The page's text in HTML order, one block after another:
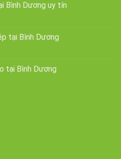
Bình Dương uy tín
tại Bình Dương
tại Bình Dương